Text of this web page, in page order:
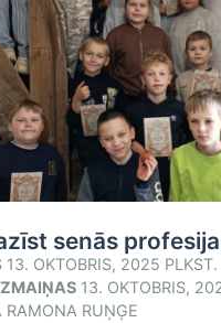
senās
13. OKTOBRIS, 2025
13. OKTOBRIS,
RAMONA RUŅĢE